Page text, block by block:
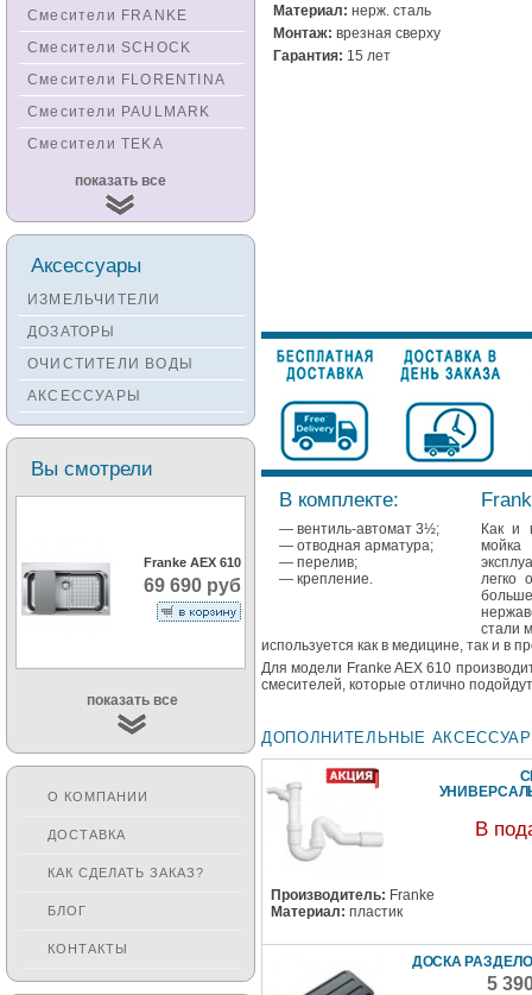
Материал: нерж. сталь
Монтаж: врезная сверху
Гарантия: 15 лет
В комплекте:
— вентиль-автомат 3½;
— отводная арматура;
— перелив;
— крепление.
Как и
легко
стали
используется как в медицине, так и в
Для модели Franke AEX 610
смесителей, которые отлично
ДОПОЛНИТЕЛЬНЫЕ
В
Производитель: Franke
Материал: пластик
ДОСКА
5
Смесители FRANKE
Смесители SCHOCK
Смесители FLORENTINA
Смесители PAULMARK
Смесители TEKA
Смесители
KUCHENSTERN
Смесители ZORG
Смесители KANTERA
Смесители SEAMAN
Смесители
Zigmund&Shtain
Смесители OULIN
Смесители под бронзу
показать все
Аксессуары
ИЗМЕЛЬЧИТЕЛИ
ДОЗАТОРЫ
ОЧИСТИТЕЛИ ВОДЫ
АКСЕССУАРЫ
Вы смотрели
Franke AEX 610
69 690 руб
показать все
О КОМПАНИИ
ДОСТАВКА
КАК СДЕЛАТЬ ЗАКАЗ?
БЛОГ
КОНТАКТЫ